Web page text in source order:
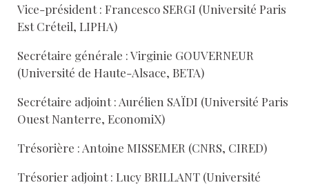
Vice-président : Francesco SERGI (Université Paris
Est Créteil, LIPHA)
Secrétaire générale : Virginie GOUVERNEUR
(Université de Haute-Alsace, BETA)
Secrétaire adjoint : Aurélien SAÏDI (Université Paris
Ouest Nanterre, EconomiX)
Trésorière : Antoine MISSEMER (CNRS, CIRED)
Trésorier adjoint : Lucy BRILLANT (Université